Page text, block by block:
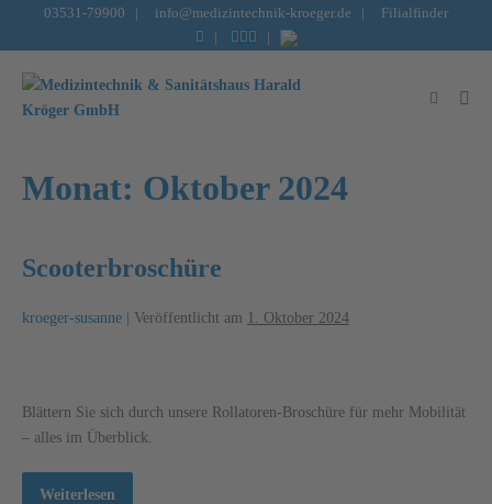
03531-79900 | info@medizintechnik-kroeger.de |
Filialfinder
|
|
Monat: Oktober 2024
Scooterbroschüre
kroeger-susanne Veröffentlicht am 1. Oktober 2024
Blättern Sie sich durch unsere Rollatoren-Broschüre für mehr Mobilität
– alles im Überblick.
Weiterlesen